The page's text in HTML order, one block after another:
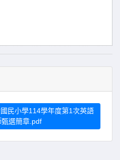
民小學114學年度第1次英語
選簡章.pdf